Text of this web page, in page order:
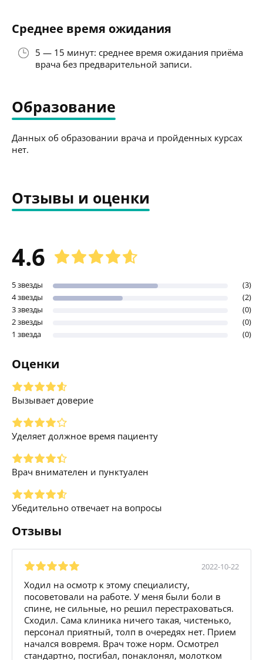
Среднее время ожидания
5 — 15 минут: среднее время ожидания приёма
врача без предварительной записи.
Образование
Данных об образовании врача и пройденных курсах
нет.
Отзывы и оценки
4.6
5 звезды
(3)
4 звезды
(2)
3 звезды
(0)
2 звезды
(0)
1 звезда
(0)
Оценки
Вызывает доверие
Уделяет должное время пациенту
Врач внимателен и пунктуален
Убедительно отвечает на вопросы
Отзывы
2022-10-22
Ходил на осмотр к этому специалисту,
посоветовали на работе. У меня были боли в
спине, не сильные, но решил перестраховаться.
Сходил. Сама клиника ничего такая, чистенько,
персонал приятный, толп в очередях нет. Прием
начался вовремя. Врач тоже норм. Осмотрел
стандартно, посгибал, понаклонял, молотком